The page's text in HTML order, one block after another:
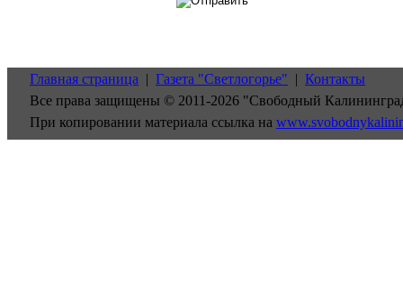
Главная страница | Газета "Светлогорье" | Контакты
Все права защищены © 2011-2026 "Свободный
При копировании материала ссылка на